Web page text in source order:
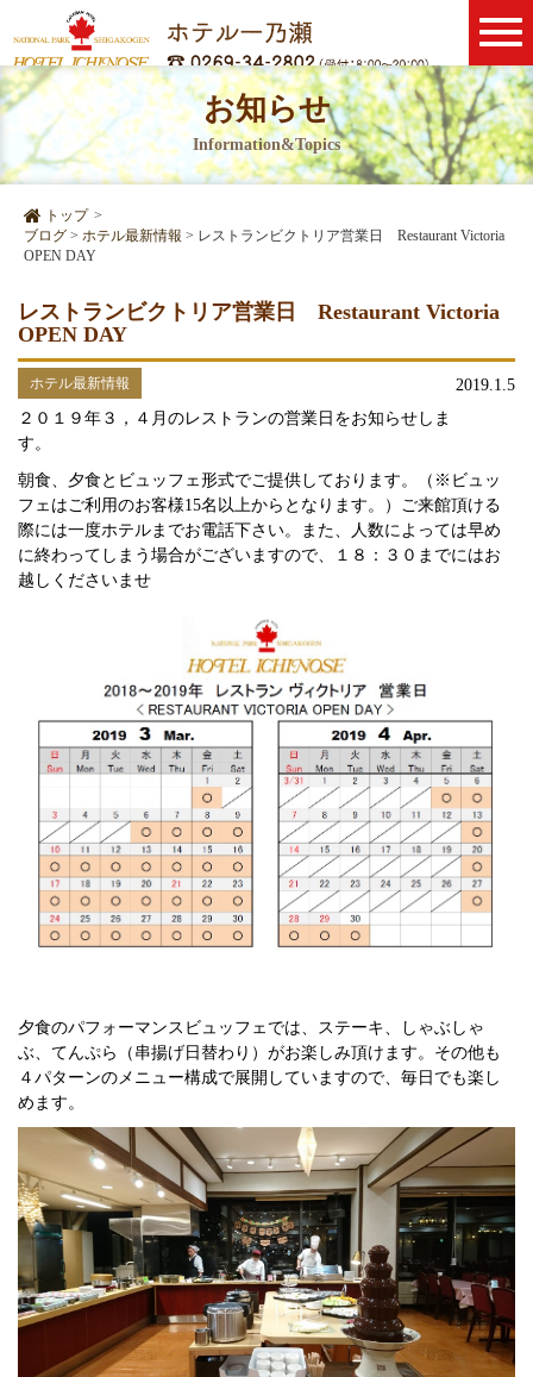
お知らせ
Information&Topics
トップ >
ブログ > ホテル最新情報 > レストランビクトリア営業日 Restaurant Victoria
OPEN DAY
レストランビクトリア営業日 Restaurant Victoria
OPEN DAY
2019.1.5
ホテル最新情報
２０１９年３，４月のレストランの営業日をお知らせしま
す。
朝食、夕食とビュッフェ形式でご提供しております。（※ビュッ
フェはご利用のお客様15名以上からとなります。）ご来館頂ける
際には一度ホテルまでお電話下さい。また、人数によっては早め
に終わってしまう場合がございますので、１８：３０までにはお
越しくださいませ
夕食のパフォーマンスビュッフェでは、ステーキ、しゃぶしゃ
ぶ、てんぷら（串揚げ日替わり）がお楽しみ頂けます。その他も
４パターンのメニュー構成で展開していますので、毎日でも楽し
めます。